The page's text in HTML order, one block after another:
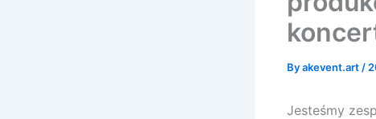
Byakevent.art /
Jesteśmy